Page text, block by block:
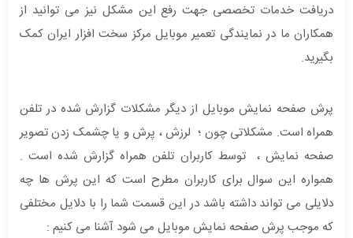
دریافت خدمات تخصصی جهت رفع این مشکل نیز می توانید از
همکاران ما در نمایندگی تعمیر موبایل مرکز سخت افزار ایران کمک
بگیرید.
پرش صفحه نمایش موبایل از دیگر مشکلات گزارش شده در تلفن
همراه است. مشکلاتی چون ؛ لرزش ، پرش و یا چشمک زدن تصویر
صفحه نمایش ، توسط کاربران تلفن همراه گزارش شده است .
همواره این سوال برای کاربران مطرح است که این پرش ها چه
دلایلی می تواند داشته باشد در این قسمت شما را با دلایل مختلفی
که موجب پرش صفحه نمایش موبایل می شود آشنا می کنیم :